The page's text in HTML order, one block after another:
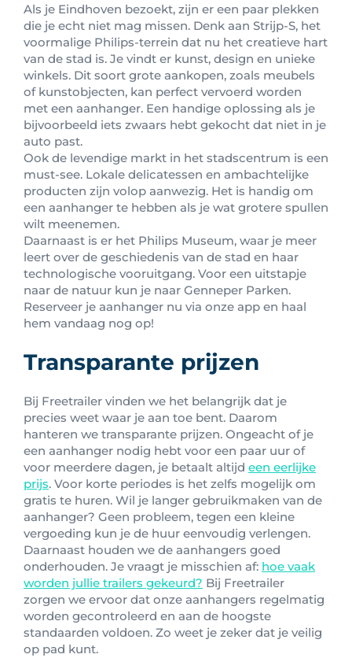
Als je Eindhoven bezoekt, zijn er een paar plekken
die je echt niet mag missen. Denk aan Strijp-S, het
voormalige Philips-terrein dat nu het creatieve hart
van de stad is. Je vindt er kunst, design en unieke
winkels. Dit soort grote aankopen, zoals meubels
of kunstobjecten, kan perfect vervoerd worden
met een aanhanger. Een handige oplossing als je
bijvoorbeeld iets zwaars hebt gekocht dat niet in je
auto past.
Ook de levendige markt in het stadscentrum is een
must-see. Lokale delicatessen en ambachtelijke
producten zijn volop aanwezig. Het is handig om
een aanhanger te hebben als je wat grotere spullen
wilt meenemen.
Daarnaast is er het Philips Museum, waar je meer
leert over de geschiedenis van de stad en haar
technologische vooruitgang. Voor een uitstapje
naar de natuur kun je naar Genneper Parken.
Reserveer je aanhanger nu via onze app en haal
hem vandaag nog op!
Transparante prijzen
Bij Freetrailer vinden we het belangrijk dat je
precies weet waar je aan toe bent. Daarom
hanteren we transparante prijzen. Ongeacht of je
een aanhanger nodig hebt voor een paar uur of
voor meerdere dagen, je betaalt altijd een eerlijke
prijs. Voor korte periodes is het zelfs mogelijk om
gratis te huren. Wil je langer gebruikmaken van de
aanhanger? Geen probleem, tegen een kleine
vergoeding kun je de huur eenvoudig verlengen.
Daarnaast houden we de aanhangers goed
onderhouden. Je vraagt je misschien af: hoe vaak
worden jullie trailers gekeurd? Bij Freetrailer
zorgen we ervoor dat onze aanhangers regelmatig
worden gecontroleerd en aan de hoogste
standaarden voldoen. Zo weet je zeker dat je veilig
op pad kunt.